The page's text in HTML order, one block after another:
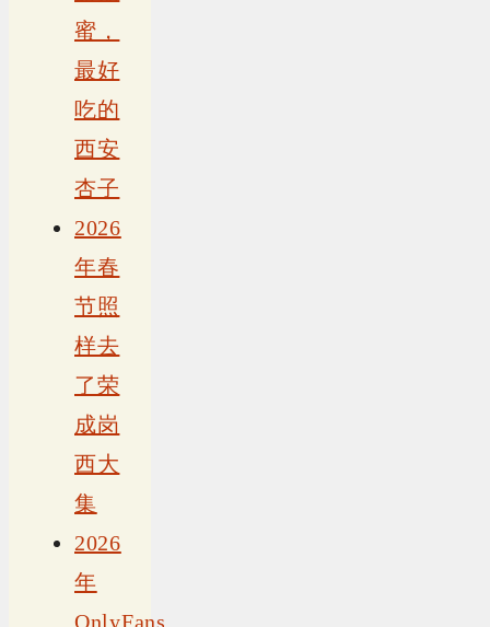
蜜，
最好
吃的
西安
杏子
2026
年春
节照
样去
了荣
成岗
西大
集
2026
年
OnlyFans